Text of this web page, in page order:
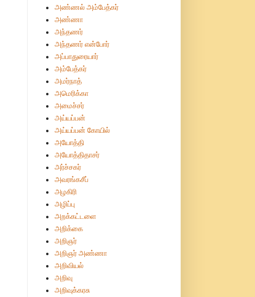
அண்ணல் அம்பேத்கர்
அண்ணா
அந்தணர்
அந்தணர் என்போர்
அப்பாதுரையார்
அம்பேத்கர்
அமர்நாத்
அமெரிக்கா
அமைச்சர்
அய்யப்பன்
அய்யப்பன் கோயில்
அயோத்தி
அயோத்திதாசர்
அர்ச்சகர்
அவரங்கசீப்
அழகிரி
அழிப்பு
அறக்கட்டளை
அறிக்கை
அறிஞர்
அறிஞர் அண்ணா
அறிவியல்
அறிவு
அறிவுக்கரசு